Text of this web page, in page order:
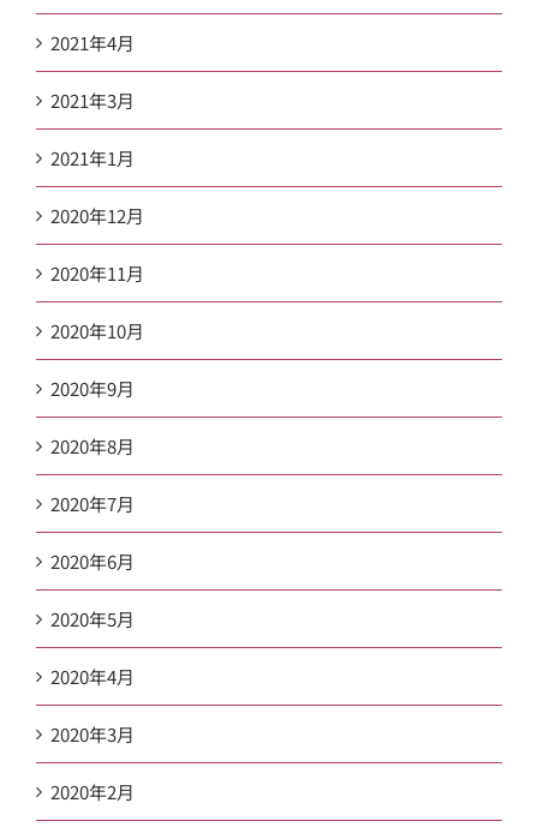
2021年4月
2021年3月
2021年1月
2020年12月
2020年11月
2020年10月
2020年9月
2020年8月
2020年7月
2020年6月
2020年5月
2020年4月
2020年3月
2020年2月